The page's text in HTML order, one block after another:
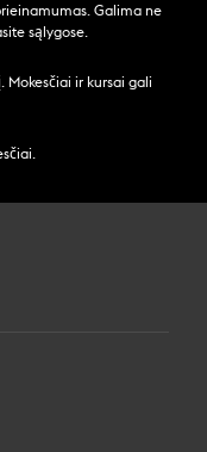
Galima ne
sąlygose.
Mokesčiai ir kursai gali